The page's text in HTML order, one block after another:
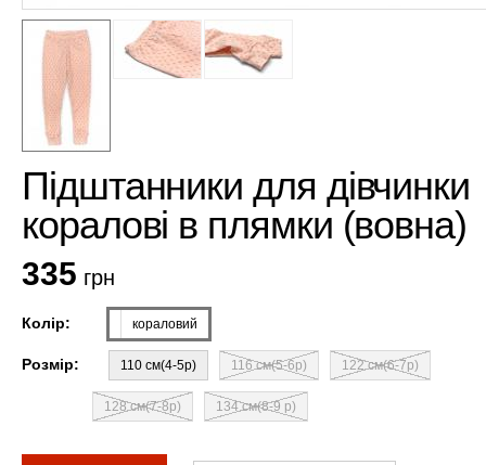
Підштанники для дівчинки
коралові в плямки (вовна)
335 грн
Колір: кораловий
Розмір: 110 см(4-5р) 116 см(5-6р) 122 см(6-7р)
128 см(7-8р) 134 см(8-9 р)